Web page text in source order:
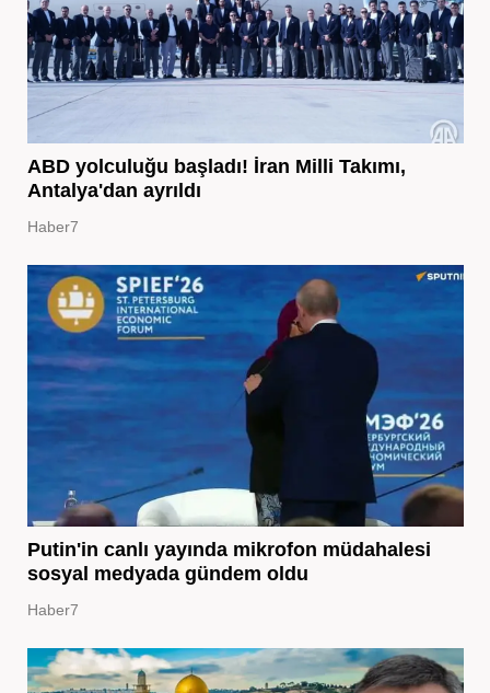
ABD yolculuğu başladı! İran Milli Takımı,
Antalya'dan ayrıldı
Haber7
Putin'in canlı yayında mikrofon müdahalesi
sosyal medyada gündem oldu
Haber7